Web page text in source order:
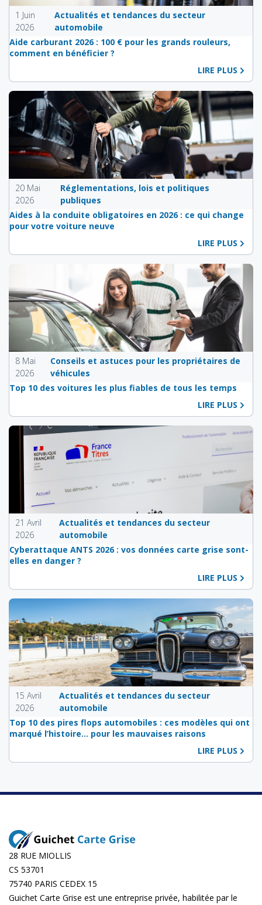
1 Juin
2026
Actualités et tendances du secteur
automobile
Aide carburant 2026 : 100 € pour les grands rouleurs,
comment en bénéficier ?
LIRE PLUS
20 Mai
2026
Réglementations, lois et politiques
publiques
Aides à la conduite obligatoires en 2026 : ce qui change
pour votre voiture neuve
LIRE PLUS
8 Mai
2026
Conseils et astuces pour les propriétaires de
véhicules
Top 10 des voitures les plus fiables de tous les temps
LIRE PLUS
21 Avril
2026
Actualités et tendances du secteur
automobile
Cyberattaque ANTS 2026 : vos données carte grise sont-
elles en danger ?
LIRE PLUS
15 Avril
2026
Actualités et tendances du secteur
automobile
Top 10 des pires flops automobiles : ces modèles qui ont
marqué l’histoire… pour les mauvaises raisons
LIRE PLUS
28 RUE MIOLLIS
CS 53701
75740 PARIS CEDEX 15
Guichet Carte Grise est une entreprise privée, habilitée par le